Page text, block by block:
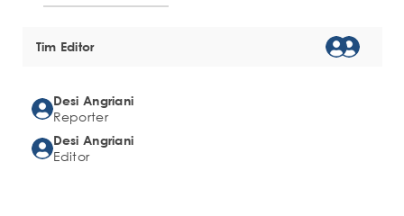
Tim Editor
Desi Angriani
Reporter
Desi Angriani
Editor